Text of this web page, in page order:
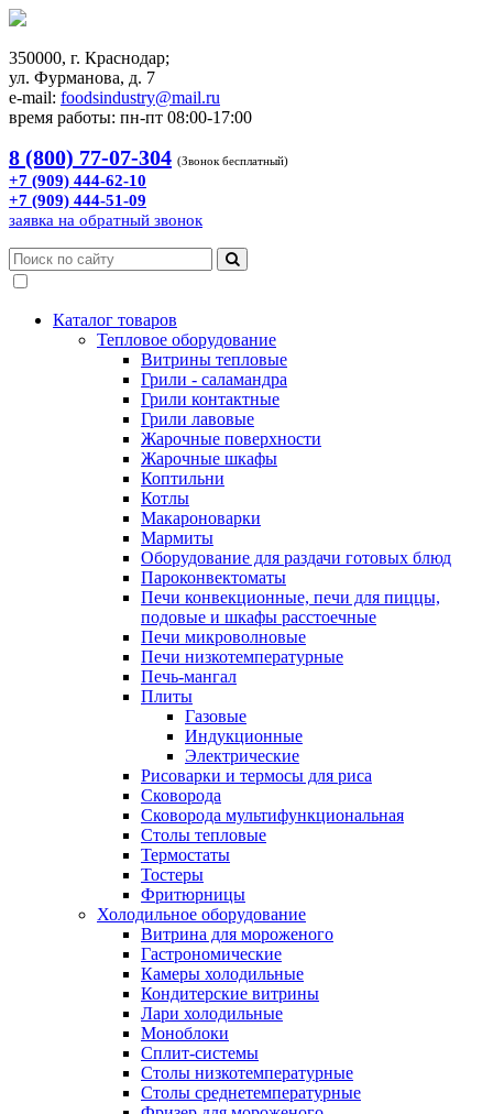
350000, г. Краснодар;
ул. Фурманова, д. 7
e-mail: foodsindustry@mail.ru
время работы: пн-пт 08:00-17:00
8 (800) 77-07-304 (Звонок бесплатный)
+7 (909) 444-62-10
+7 (909) 444-51-09
заявка на обратный звонок
Каталог товаров
Тепловое оборудование
Витрины тепловые
Грили - саламандра
Грили контактные
Грили лавовые
Жарочные поверхности
Жарочные шкафы
Коптильни
Котлы
Макароноварки
Мармиты
Оборудование для раздачи готовых блюд
Пароконвектоматы
Печи конвекционные, печи для пиццы,
подовые и шкафы расстоечные
Печи микроволновые
Печи низкотемпературные
Печь-мангал
Плиты
Газовые
Индукционные
Электрические
Рисоварки и термосы для риса
Сковорода
Сковорода мультифункциональная
Столы тепловые
Термостаты
Тостеры
Фритюрницы
Холодильное оборудование
Витрина для мороженого
Гастрономические
Камеры холодильные
Кондитерские витрины
Лари холодильные
Моноблоки
Сплит-системы
Столы низкотемпературные
Столы среднетемпературные